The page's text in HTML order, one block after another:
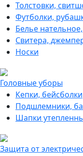
Толстовки,
Футболки,
Белье
Свитера,
Носки
Головные уборы
Кепки, бейсболки
Подшлемники,
Шапки
Защита от